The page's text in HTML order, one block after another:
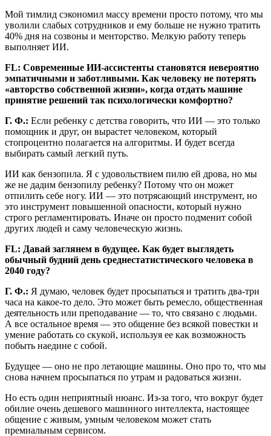
Мой тимлид сэкономил массу времени просто потому, что мы
уволили слабых сотрудников и ему больше не нужно тратить
40% дня на созвоны и менторство. Мелкую работу теперь
выполняет ИИ.
FL: Современные ИИ-ассистенты становятся невероятно
эмпатичными и заботливыми. Как человеку не потерять
«авторство собственной жизни», когда отдать машине
принятие решений так психологически комфортно?
Г. Ф.: Если ребенку с детства говорить, что ИИ — это только
помощник и друг, он вырастет человеком, который
стопроцентно полагается на алгоритмы. И будет всегда
выбирать самый легкий путь.
ИИ как бензопила. Я с удовольствием пилю ей дрова, но мы
же не дадим бензопилу ребенку? Потому что он может
отпилить себе ногу. ИИ — это потрясающий инструмент, но
это инструмент повышенной опасности, который нужно
строго регламентировать. Иначе он просто подменит собой
других людей и саму человеческую жизнь.
FL: Давай заглянем в будущее. Как будет выглядеть
обычный будний день среднестатистического человека в
2040 году?
Г. Ф.: Я думаю, человек будет просыпаться и тратить два-три
часа на какое-то дело. Это может быть ремесло, общественная
деятельность или преподавание — то, что связано с людьми.
А все остальное время — это общение без всякой повестки и
умение работать со скукой, используя ее как возможность
побыть наедине с собой.
Будущее — оно не про летающие машины. Оно про то, что мы
снова начнем просыпаться по утрам и радоваться жизни.
Но есть один неприятный нюанс. Из-за того, что вокруг будет
обилие очень дешевого машинного интеллекта, настоящее
общение с живым, умным человеком может стать
премиальным сервисом.